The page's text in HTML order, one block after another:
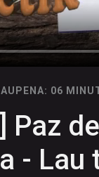
06
Paz
- Lau